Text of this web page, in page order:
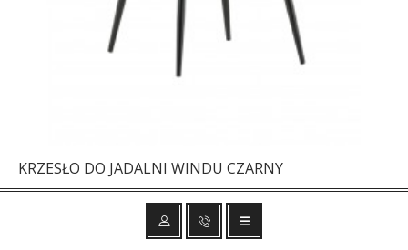
KRZESŁO DO JADALNI WINDU CZARNY
-15%